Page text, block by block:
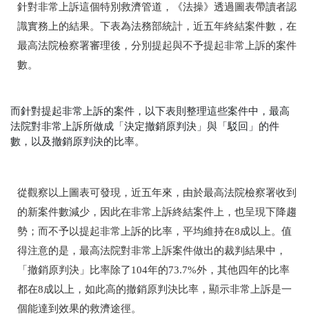
針對非常上訴這個特別救濟管道，《法操》透過圖表帶讀者認
識實務上的結果。下表為法務部統計，近五年終結案件數，在
最高法院檢察署審理後，分別提起與不予提起非常上訴的案件
數。
而針對提起非常上訴的案件，以下表則整理這些案件中，最高
法院對非常上訴所做成「決定撤銷原判決」與「駁回」的件
數，以及撤銷原判決的比率。
從觀察以上圖表可發現，近五年來，由於最高法院檢察署收到
的新案件數減少，因此在非常上訴終結案件上，也呈現下降趨
勢；而不予以提起非常上訴的比率，平均維持在8成以上。值
得注意的是，最高法院對非常上訴案件做出的裁判結果中，
「撤銷原判決」比率除了104年的73.7%外，其他四年的比率
都在8成以上，如此高的撤銷原判決比率，顯示非常上訴是一
個能達到效果的救濟途徑。